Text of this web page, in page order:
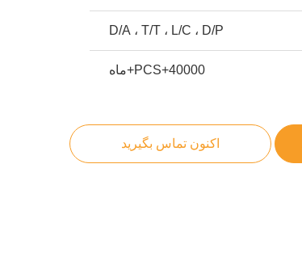
D/A ، T/T ، L/C ، D/P
40000+PCS+ماه
اکنون تماس بگیرید